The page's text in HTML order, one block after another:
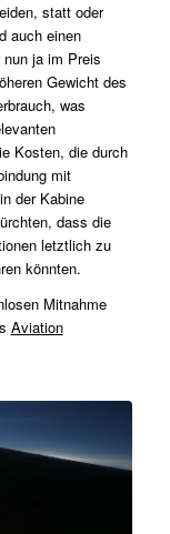
statt oder
auch einen
ja im Preis
Gewicht des
was
Kosten, die durch
mit
der Kabine
dass die
letztlich zu
könnten.
Mitnahme
Aviation